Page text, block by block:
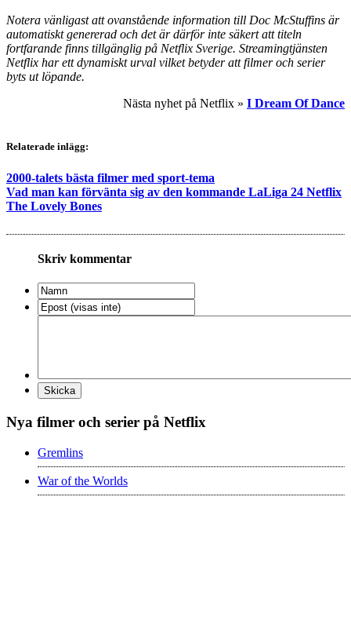
Notera vänligast att ovanstående information till Doc McStuffins är
automatiskt genererad och det är därför inte säkert att titeln
fortfarande finns tillgänglig på Netflix Sverige. Streamingtjänsten
Netflix har ett dynamiskt urval vilket betyder att filmer och serier
byts ut löpande.
Nästa nyhet på Netflix » I Dream Of Dance
Relaterade inlägg:
2000-talets bästa filmer med sport-tema
Vad man kan förvänta sig av den kommande LaLiga 24 Netflix
The Lovely Bones
Skriv kommentar
Nya filmer och serier på Netflix
Gremlins
War of the Worlds